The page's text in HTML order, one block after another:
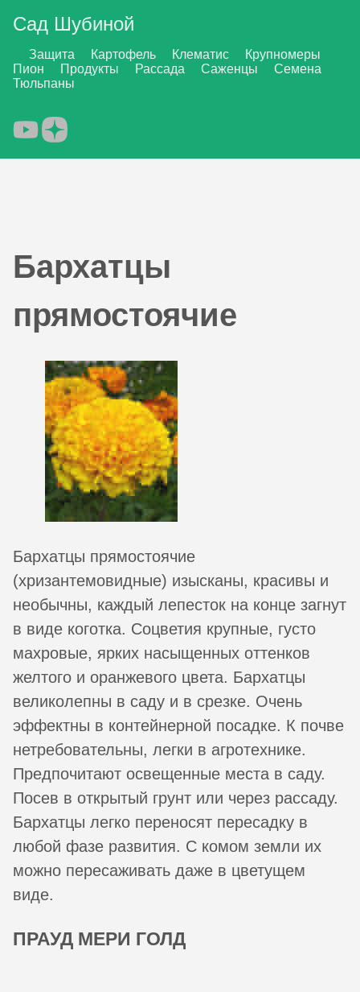
Сад Шубиной
Защита Картофель Клематис
Крупномеры
Пион
Продукты Рассада Саженцы
Семена
Тюльпаны
Бархатцы
прямостоячие
Бархатцы прямостоячие
(хризантемовидные) изысканы, красивы и
необычны, каждый лепесток на конце загнут
в виде коготка. Соцветия крупные, густо
махровые, ярких насыщенных оттенков
желтого и оранжевого цвета. Бархатцы
великолепны в саду и в срезке. Очень
эффектны в контейнерной посадке. К почве
нетребовательны, легки в агротехнике.
Предпочитают освещенные места в саду.
Посев в открытый грунт или через рассаду.
Бархатцы легко переносят пересадку в
любой фазе развития. С комом земли их
можно пересаживать даже в цветущем
виде.
ПРАУД МЕРИ ГОЛД